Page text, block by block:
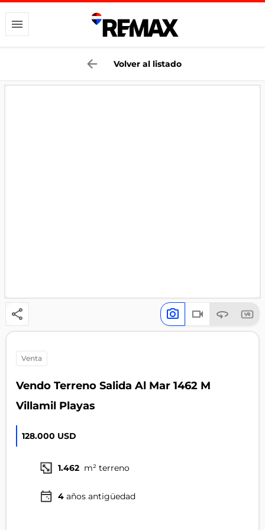
Volver al listado
venta
Vendo Terreno Salida Al Mar 1462 M
Villamil Playas
128.000 USD
1.462 m² terreno
4 años antigüedad